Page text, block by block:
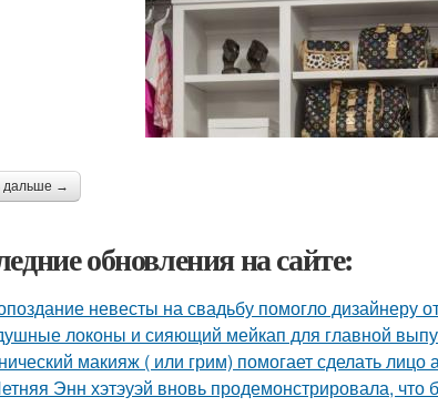
дальше →
обновления на сайте:
невесты на свадьбу помогло дизайнеру
локоны и сияющий мейкап для главной
макияж ( или грим) помогает сделать
Энн хэтэуэй вновь продемонстрировала,